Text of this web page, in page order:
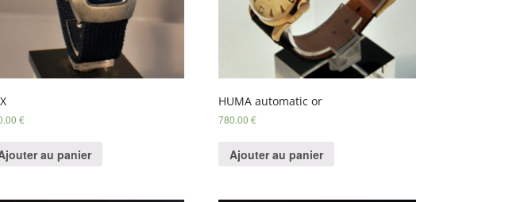
€
au panier
HUMA automatic or
780.00€
Ajouter au panier